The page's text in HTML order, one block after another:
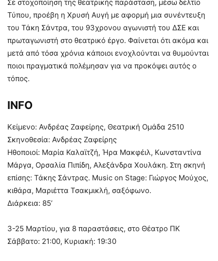
Σε στοχοποίηση της θεατρικής παράσταση, μέσω δελτίο
Τύπου, προέβη η Χρυσή Αυγή με αφορμή μια συνέντευξη
του Τάκη Σάντρα, του 93χρονου αγωνιστή του ΔΣΕ και
πρωταγωνιστή στο θεατρικό έργο. Φαίνεται ότι ακόμα και
μετά από τόσα χρόνια κάποιοι ενοχλούνται να θυμούνται
ποιοι πραγματικά πολέμησαν για να προκόψει αυτός ο
τόπος.
INFO
Κείμενο: Ανδρέας Ζαφείρης, Θεατρική Ομάδα 2510
Σκηνοθεσία: Ανδρέας Ζαφείρης
Ηθοποιοί: Μαρία Καλαϊτζή, Ήρα Μακφέιλ, Κωνσταντίνα
Μάργα, Ορσαλία Πιπίδη, Αλεξάνδρα Χουλάκη. Στη σκηνή
επίσης: Τάκης Σάντρας. Music on Stage: Γιώργος Μούχος,
κιθάρα, Μαριέττα Τσακμικλή, σαξόφωνο.
Διάρκεια: 85’
3-25 Μαρτίου, για 8 παραστάσεις, στο Θέατρο ΠΚ
Σάββατο: 21:00, Κυριακή: 19:30